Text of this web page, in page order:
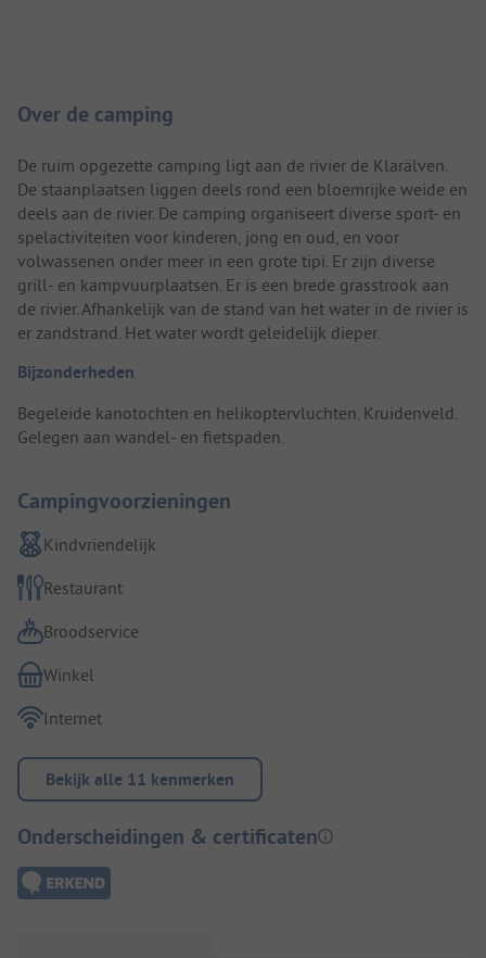
Over de camping
De ruim opgezette camping ligt aan de rivier de Klarälven.
De staanplaatsen liggen deels rond een bloemrijke weide en
deels aan de rivier. De camping organiseert diverse sport- en
spelactiviteiten voor kinderen, jong en oud, en voor
volwassenen onder meer in een grote tipi. Er zijn diverse
grill- en kampvuurplaatsen. Er is een brede grasstrook aan
de rivier. Afhankelijk van de stand van het water in de rivier is
er zandstrand. Het water wordt geleidelijk dieper.
Bijzonderheden
Begeleide kanotochten en helikoptervluchten. Kruidenveld.
Gelegen aan wandel- en fietspaden.
Campingvoorzieningen
Kindvriendelijk
Restaurant
Broodservice
Winkel
Internet
Bekijk alle 11 kenmerken
Onderscheidingen & certificaten